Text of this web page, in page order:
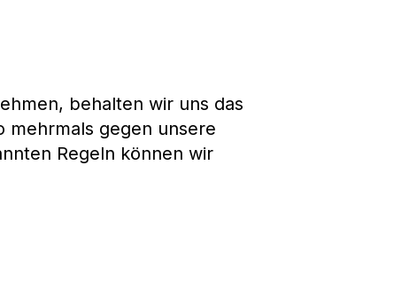
behalten wir uns das
mehrmals gegen unsere
Regeln können wir